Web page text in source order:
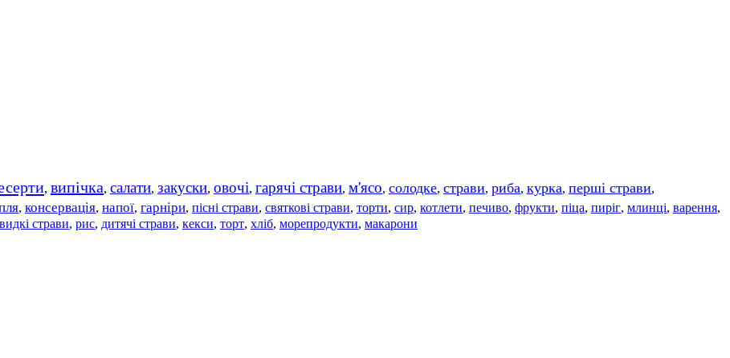
, випічка, салати, закуски, овочі, гарячі страви, м'ясо, солодке, страви, риба, курка, перші страви,
, консервація, напої, гарніри, пісні страви, святкові страви, торти, сир, котлети, печиво, фрукти, піца, пиріг, млинці, варення,
страви, рис, дитячі страви, кекси, торт, хліб, морепродукти, макарони